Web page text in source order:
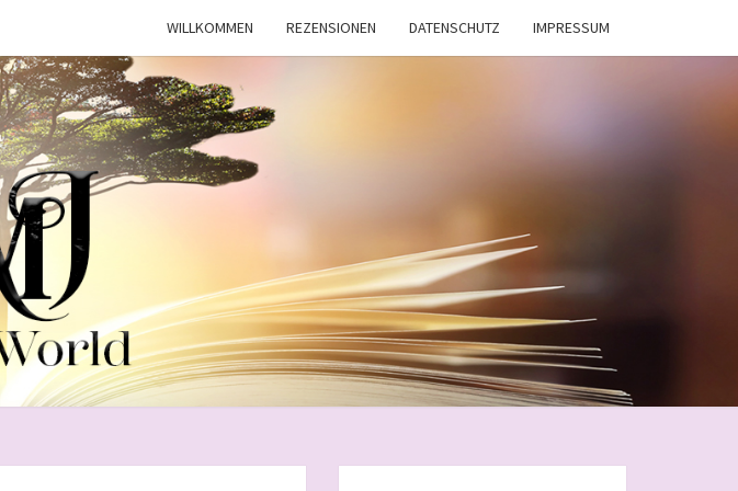
WILLKOMMEN REZENSIONEN DATENSCHUTZ IMPRESSUM
AMJ
BOOKWORLD